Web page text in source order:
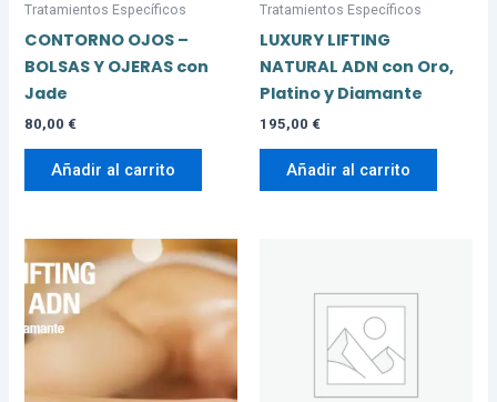
Tratamientos Específicos
CONTORNO OJOS –
BOLSAS Y OJERAS con
Jade
80,00 €
Añadir al carrito
Tratamientos Específicos
LUXURY LIFTING
NATURAL ADN con Oro,
Platino y Diamante
195,00 €
Añadir al carrito